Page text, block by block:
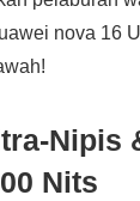
nova 16
Nipis
Nits